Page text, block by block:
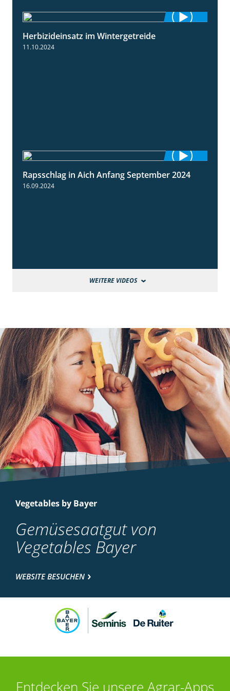
Herbizideinsatz im Wintergetreide
11.10.2024
1:50
Rapsschlag in Aich Anfang September 2024
16.09.2024
WEITERE VIDEOS
Vegetables by Bayer
Gemüsesaatgut von
Vegetables Bayer
WEBSITE BESUCHEN
Entdecken Sie unsere Agrar-Apps